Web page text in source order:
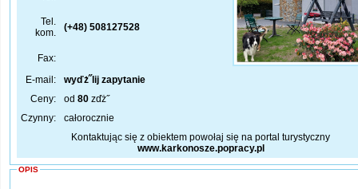
Tel.
kom.
(+48) 508127528
Fax:
E-mail:
wyďż˝lij zapytanie
Ceny:
od 80 zďż˝
Czynny:
całorocznie
Kontaktując się z obiektem powołaj się na portal turystyczny
www.karkonosze.popracy.pl
OPIS